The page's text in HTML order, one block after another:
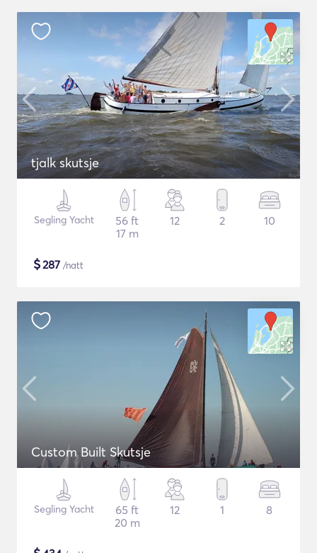
tjalk skutsje
Segling Yacht
56 ft
17 m
12 2 10
$287 /natt
Custom Built Skutsje
Segling Yacht
65 ft
20 m
12 1 8